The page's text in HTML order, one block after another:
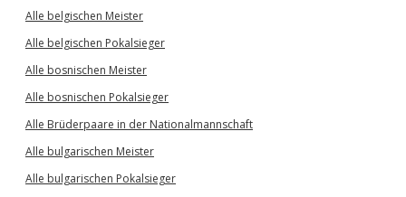
Alle belgischen Meister
Alle belgischen Pokalsieger
Alle bosnischen Meister
Alle bosnischen Pokalsieger
Alle Brüderpaare in der Nationalmannschaft
Alle bulgarischen Meister
Alle bulgarischen Pokalsieger